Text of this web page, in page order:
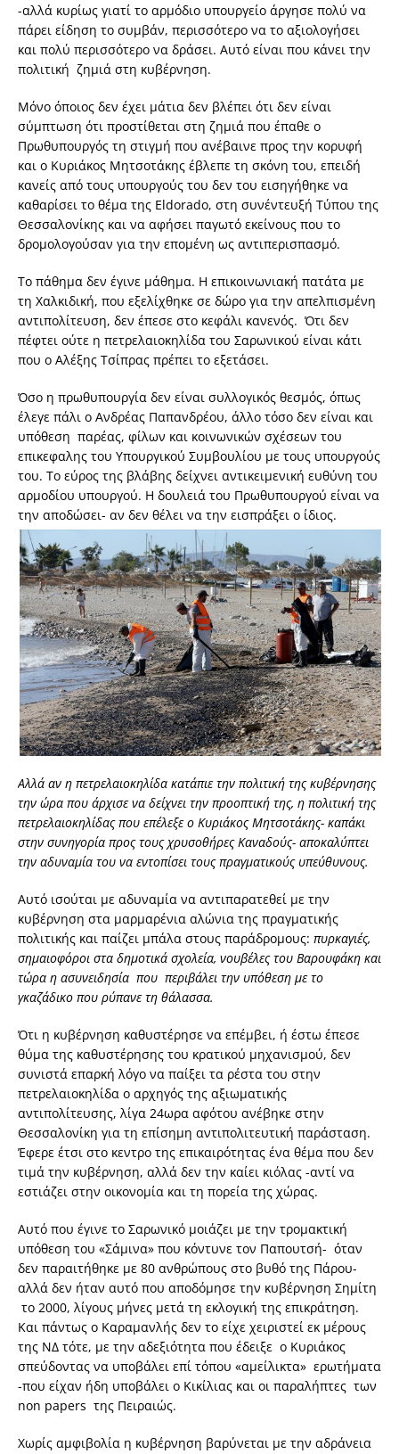
-αλλά κυρίως γιατί το αρμόδιο υπουργείο άργησε πολύ να
πάρει είδηση το συμβάν, περισσότερο να το αξιολογήσει
και πολύ περισσότερο να δράσει. Αυτό είναι που κάνει την
πολιτική ζημιά στη κυβέρνηση.
Μόνο όποιος δεν έχει μάτια δεν βλέπει ότι δεν είναι
σύμπτωση ότι προστίθεται στη ζημιά που έπαθε ο
Πρωθυπουργός τη στιγμή που ανέβαινε προς την κορυφή
και ο Κυριάκος Μητσοτάκης έβλεπε τη σκόνη του, επειδή
κανείς από τους υπουργούς του δεν του εισηγήθηκε να
καθαρίσει το θέμα της Eldorado, στη συνέντευξή Τύπου της
Θεσσαλονίκης και να αφήσει παγωτό εκείνους που το
δρομολογούσαν για την επομένη ως αντιπερισπασμό.
Το πάθημα δεν έγινε μάθημα. Η επικοινωνιακή πατάτα με
τη Χαλκιδική, που εξελίχθηκε σε δώρο για την απελπισμένη
αντιπολίτευση, δεν έπεσε στο κεφάλι κανενός. Ότι δεν
πέφτει ούτε η πετρελαιοκηλίδα του Σαρωνικού είναι κάτι
που ο Αλέξης Τσίπρας πρέπει το εξετάσει.
Όσο η πρωθυπουργία δεν είναι συλλογικός θεσμός, όπως
έλεγε πάλι ο Ανδρέας Παπανδρέου, άλλο τόσο δεν είναι και
υπόθεση παρέας, φίλων και κοινωνικών σχέσεων του
επικεφαλης του Υπουργικού Συμβουλίου με τους υπουργούς
του. Το εύρος της βλάβης δείχνει αντικειμενική ευθύνη του
αρμοδίου υπουργού. Η δουλειά του Πρωθυπουργού είναι να
την αποδώσει- αν δεν θέλει να την εισπράξει ο ίδιος.
Αλλά αν η πετρελαιοκηλίδα κατάπιε την πολιτική της κυβέρνησης
την ώρα που άρχισε να δείχνει την προοπτική της, η πολιτική της
πετρελαιοκηλίδας που επέλεξε ο Κυριάκος Μητσοτάκης- καπάκι
στην συνηγορία προς τους χρυσοθήρες Καναδούς- αποκαλύπτει
την αδυναμία του να εντοπίσει τους πραγματικούς υπεύθυνους.
Αυτό ισούται με αδυναμία να αντιπαρατεθεί με την
κυβέρνηση στα μαρμαρένια αλώνια της πραγματικής
πολιτικής και παίζει μπάλα στους παράδρομους: πυρκαγιές,
σημαιοφόροι στα δημοτικά σχολεία, νουβέλες του Βαρουφάκη και
τώρα η ασυνειδησία που περιβάλει την υπόθεση με το
γκαζάδικο που ρύπανε τη θάλασσα.
Ότι η κυβέρνηση καθυστέρησε να επέμβει, ή έστω έπεσε
θύμα της καθυστέρησης του κρατικού μηχανισμού, δεν
συνιστά επαρκή λόγο να παίξει τα ρέστα του στην
πετρελαιοκηλίδα ο αρχηγός της αξιωματικής
αντιπολίτευσης, λίγα 24ωρα αφότου ανέβηκε στην
Θεσσαλονίκη για τη επίσημη αντιπολιτευτική παράσταση.
Έφερε έτσι στο κεντρο της επικαιρότητας ένα θέμα που δεν
τιμά την κυβέρνηση, αλλά δεν την καίει κιόλας -αντί να
εστιάζει στην οικονομία και τη πορεία της χώρας.
Αυτό που έγινε το Σαρωνικό μοιάζει με την τρομακτική
υπόθεση του «Σάμινα» που κόντυνε τον Παπουτσή- όταν
δεν παραιτήθηκε με 80 ανθρώπους στο βυθό της Πάρου-
αλλά δεν ήταν αυτό που αποδόμησε την κυβέρνηση Σημίτη
το 2000, λίγους μήνες μετά τη εκλογική της επικράτηση.
Και πάντως ο Καραμανλής δεν το είχε χειριστεί εκ μέρους
της ΝΔ τότε, με την αδεξιότητα που έδειξε ο Κυριάκος
σπεύδοντας να υποβάλει επί τόπου «αμείλικτα» ερωτήματα
-που είχαν ήδη υποβάλει ο Κικίλιας και οι παραλήπτες των
non papers της Πειραιώς.
Χωρίς αμφιβολία η κυβέρνηση βαρύνεται με την αδράνεια